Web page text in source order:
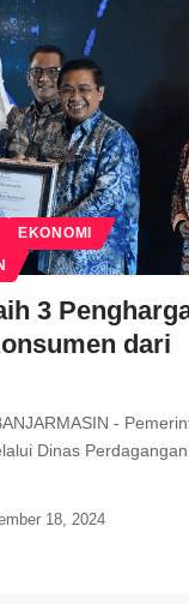
EKONOMI
3
dari
-
Dinas
18, 2024